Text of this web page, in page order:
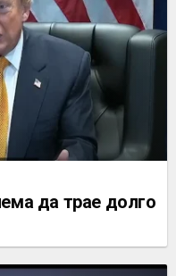
да трае долго